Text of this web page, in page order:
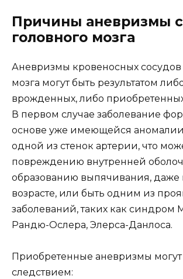
Причины аневризмы
головного мозга
Аневризмы кровеносных сосудов
мозга могут быть результатом
врожденных, либо
В первом случае заболевание
основе уже имеющейся аномалии
одной из стенок артерии, что
повреждению внутренней
образованию выпячивания, даже
возрасте, или быть одним из
заболеваний, таких как синдром
Рандю-Ослера, Элерса-Данлоса.
Приобретенные аневризмы могут
следствием: